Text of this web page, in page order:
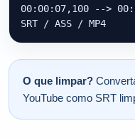
00:00:07,100 -->
SRT / ASS / MP4
O que limpar?
YouTube como SRT